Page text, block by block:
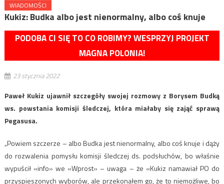
WIADOMOŚCI
Kukiz: Budka albo jest nienormalny, albo coś knuje
PODOBA CI SIĘ TO CO ROBIMY? WESPRZYJ PROJEKT
MAGNA POLONIA!
23 stycznia 2022
Paweł Kukiz ujawnił szczegóły swojej rozmowy z Borysem Budką
ws. powstania komisji śledczej, która miałaby się zająć sprawą
Pegasusa.
„Powiem szczerze – albo Budka jest nienormalny, albo coś knuje i dąży
do rozwalenia pomysłu komisji śledczej ds. podsłuchów, bo właśnie
wypuścił «info» we «Wprost» – uwaga – że «Kukiz namawiał PO do
przyspieszonych wyborów, ale przekonałem go, że to niemożliwe, bo